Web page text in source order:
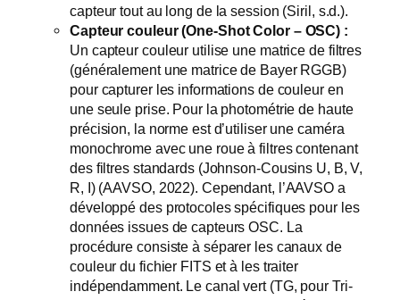
capteur tout au long de la session (Siril, s.d.).
Capteur couleur (One-Shot Color – OSC) :
Un capteur couleur utilise une matrice de filtres
(généralement une matrice de Bayer RGGB)
pour capturer les informations de couleur en
une seule prise. Pour la photométrie de haute
précision, la norme est d’utiliser une caméra
monochrome avec une roue à filtres contenant
des filtres standards (Johnson-Cousins U, B, V,
R, I) (AAVSO, 2022). Cependant, l’AAVSO a
développé des protocoles spécifiques pour les
données issues de capteurs OSC. La
procédure consiste à séparer les canaux de
couleur du fichier FITS et à les traiter
indépendamment. Le canal vert (TG, pour Tri-